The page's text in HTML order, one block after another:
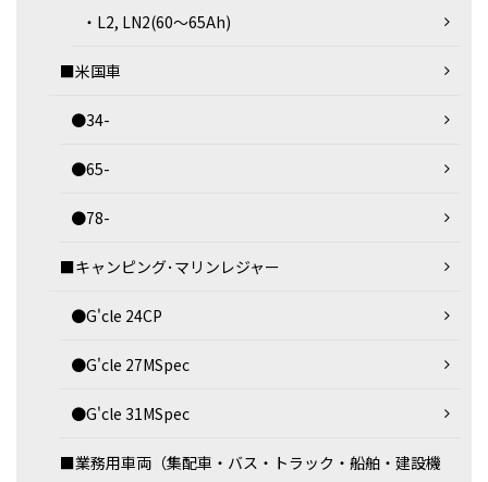
・L2, LN2(60～65Ah)
■米国車
●34-
●65-
●78-
■キャンピング･マリンレジャー
●G'cle 24CP
●G'cle 27MSpec
●G'cle 31MSpec
■業務用車両（集配車・バス・トラック・船舶・建設機